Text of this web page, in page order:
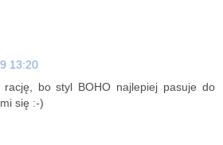
13:20
bo styl BOHO najlepiej pasuje do
się :-)